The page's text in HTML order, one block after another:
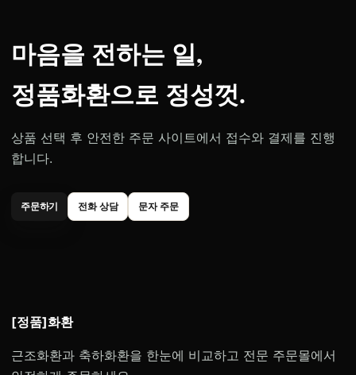
마음을 전하는 일,
정품화환으로 정성껏.
상품 선택 후 안전한 주문 사이트에서 접수와 결제를 진행
합니다.
주문하기 전화 상담 문자 주문
[정품]화환
근조화환과 축하화환을 한눈에 비교하고 전문 주문몰에서